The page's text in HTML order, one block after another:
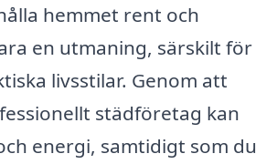
hemmet rent och
en utmaning, särskilt för
livsstilar. Genom att
städföretag kan
energi, samtidigt som du